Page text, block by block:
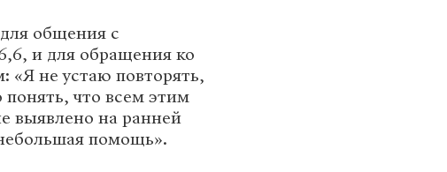
общения с
и для обращения ко
«Я не устаю повторять,
что всем этим
выявлено на ранней
помощь».